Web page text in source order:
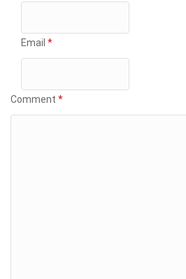
Email *
Comment *